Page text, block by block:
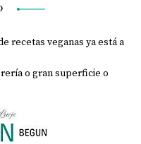
recetas veganas ya está a
o gran superficie o